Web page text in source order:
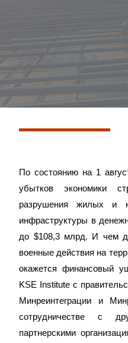
По состоянию на 1
убытков экономики
разрушения жилых и
инфраструктуры в
до $108,3 млрд. И чем
военные действия на
окажется финансовый
KSE Institute с
Минреинтеграции и
сотрудничестве с
партнерскими